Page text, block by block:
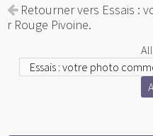
Retourner vers Essais :
r Rouge Pivoine.